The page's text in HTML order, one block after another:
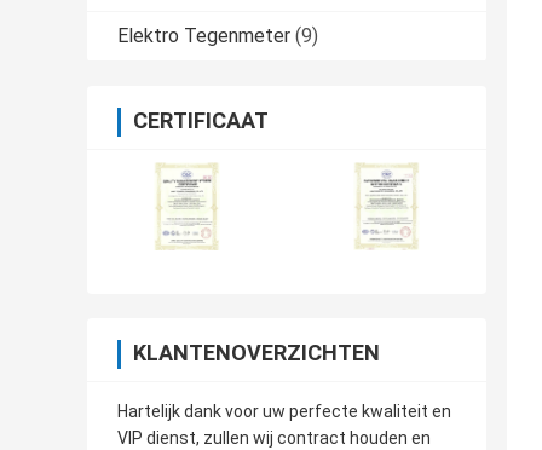
Elektro Tegenmeter (9)
CERTIFICAAT
KLANTENOVERZICHTEN
Hartelijk dank voor uw perfecte kwaliteit en
VIP dienst, zullen wij contract houden en